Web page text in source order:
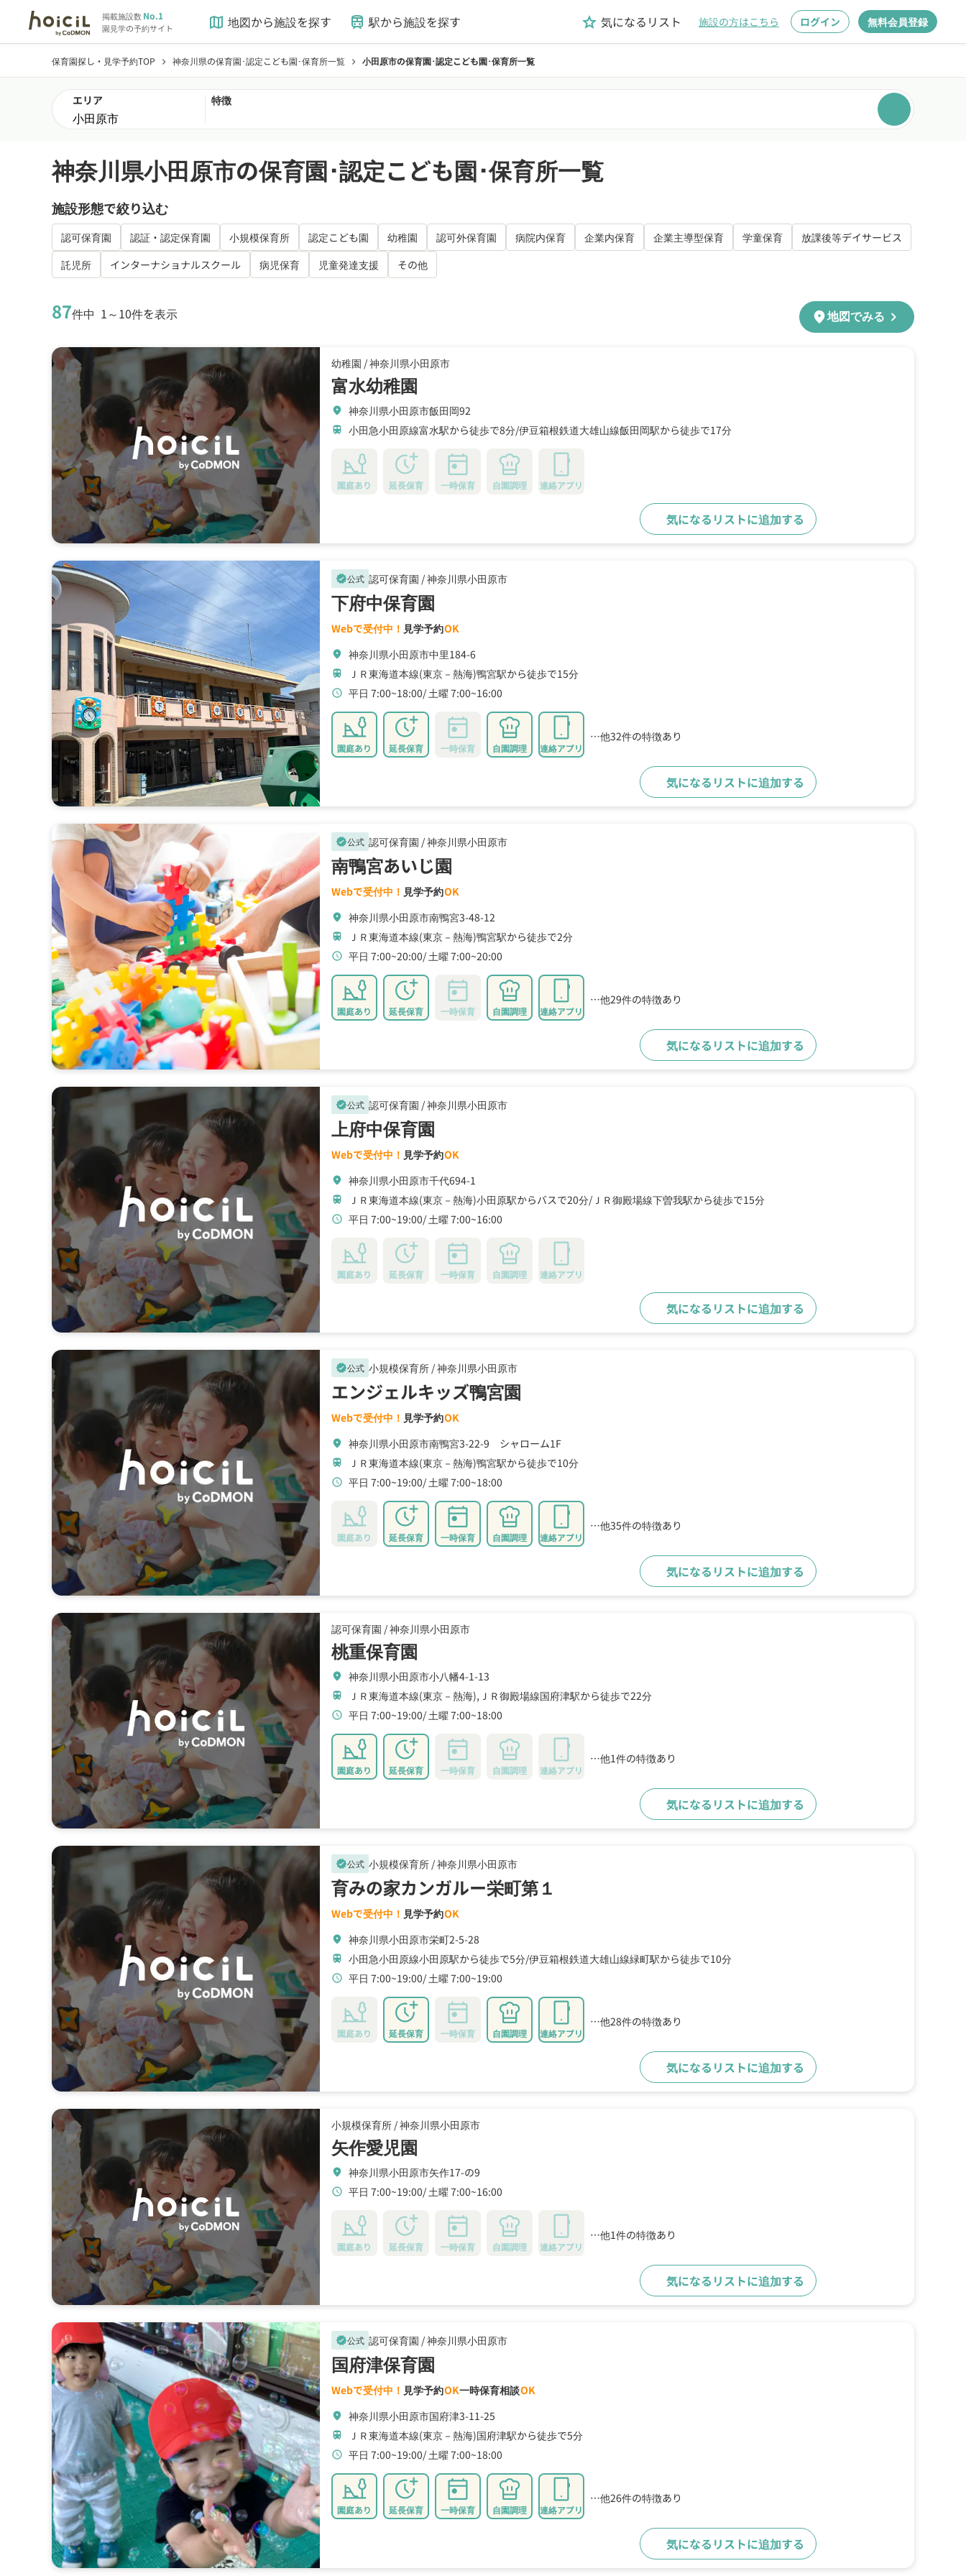
掲載施設数No.1
園見学の予約サイト map 地図から施設を探す train 駅から施設を探す grade 気になるリスト 施設の方はこちら ログイン 無料会員登録
保育園探し・見学予約TOP chevron_right 神奈川県の保育園･認定こども園･保育所一覧 chevron_right 小田原市の保育園･認定こども園･保育所一覧
エリア 特徴
神奈川県小田原市の保育園･認定こども園･保育所一覧
施設形態で絞り込む
認可保育園 認証・認定保育園 小規模保育所 認定こども園 幼稚園 認可外保育園 病院内保育 企業内保育 企業主導型保育 学童保育
放課後等デイサービス
託児所
インターナショナルスクール 病児保育 児童発達支援 その他
87件中 1～10件を表示 location_on地図でみる chevron_right
幼稚園 /神奈川県小田原市
富水幼稚園
location_on 神奈川県小田原市飯田岡92
train 小田急小田原線富水駅から徒歩で8分 伊豆箱根鉄道大雄山線飯田岡駅から徒歩で17分
園庭あり 延長保育 一時保育 自園調理 連絡アプリ
気になるリストに追加する
verified公式 認可保育園 /神奈川県小田原市
下府中保育園
Webで受付中！ 見学予約OK
location_on 神奈川県小田原市中里184-6
train ＪＲ東海道本線(東京－熱海)鴨宮駅から徒歩で15分
schedule 平日 7:00~18:00 土曜 7:00~16:00
園庭あり 延長保育 一時保育 自園調理 連絡アプリ
…他32件の特徴あり
気になるリストに追加する
verified公式 認可保育園 /神奈川県小田原市
南鴨宮あいじ園
Webで受付中！ 見学予約OK
location_on 神奈川県小田原市南鴨宮3-48-12
train ＪＲ東海道本線(東京－熱海)鴨宮駅から徒歩で2分
schedule 平日 7:00~20:00 土曜 7:00~20:00
園庭あり 延長保育 一時保育 自園調理 連絡アプリ
…他29件の特徴あり
気になるリストに追加する
verified公式 認可保育園 /神奈川県小田原市
上府中保育園
Webで受付中！ 見学予約OK
location_on 神奈川県小田原市千代694-1
train ＪＲ東海道本線(東京－熱海)小田原駅からバスで20分 ＪＲ御殿場線下曽我駅から徒歩で15分
schedule 平日 7:00~19:00 土曜 7:00~16:00
園庭あり 延長保育 一時保育 自園調理 連絡アプリ
気になるリストに追加する
verified公式 小規模保育所 /神奈川県小田原市
エンジェルキッズ鴨宮園
Webで受付中！ 見学予約OK
location_on 神奈川県小田原市南鴨宮3-22-9 シャローム1F
train ＪＲ東海道本線(東京－熱海)鴨宮駅から徒歩で10分
schedule 平日 7:00~19:00 土曜 7:00~18:00
園庭あり 延長保育 一時保育 自園調理 連絡アプリ
…他35件の特徴あり
気になるリストに追加する
認可保育園 /神奈川県小田原市
桃重保育園
location_on 神奈川県小田原市小八幡4-1-13
train ＪＲ東海道本線(東京－熱海),ＪＲ御殿場線国府津駅から徒歩で22分
schedule 平日 7:00~19:00 土曜 7:00~18:00
園庭あり 延長保育 一時保育 自園調理 連絡アプリ
…他1件の特徴あり
気になるリストに追加する
verified公式 小規模保育所 /神奈川県小田原市
育みの家カンガルー栄町第１
Webで受付中！ 見学予約OK
location_on 神奈川県小田原市栄町2-5-28
train 小田急小田原線小田原駅から徒歩で5分 伊豆箱根鉄道大雄山線緑町駅から徒歩で10分
schedule 平日 7:00~19:00 土曜 7:00~19:00
園庭あり 延長保育 一時保育 自園調理 連絡アプリ
…他28件の特徴あり
気になるリストに追加する
小規模保育所 /神奈川県小田原市
矢作愛児園
location_on 神奈川県小田原市矢作17-の9
schedule 平日 7:00~19:00 土曜 7:00~16:00
園庭あり 延長保育 一時保育 自園調理 連絡アプリ
…他1件の特徴あり
気になるリストに追加する
verified公式 認可保育園 /神奈川県小田原市
国府津保育園
Webで受付中！ 見学予約OK一時保育相談OK
location_on 神奈川県小田原市国府津3-11-25
train ＪＲ東海道本線(東京－熱海)国府津駅から徒歩で5分
schedule 平日 7:00~19:00 土曜 7:00~18:00
園庭あり 延長保育 一時保育 自園調理 連絡アプリ
…他26件の特徴あり
気になるリストに追加する